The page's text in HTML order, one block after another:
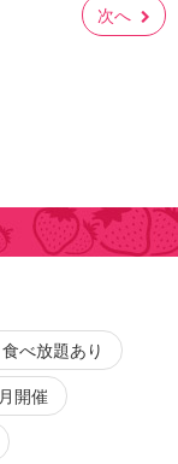
次へ
食べ放題あり
開催